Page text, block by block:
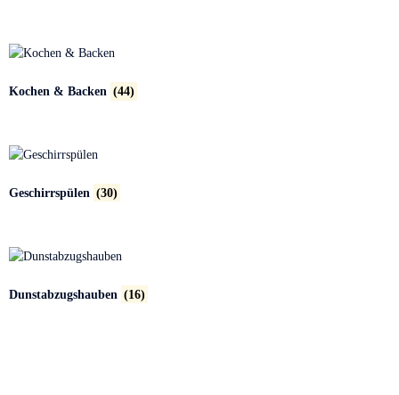
Kochen & Backen (44)
Geschirrspülen (30)
Dunstabzugshauben (16)